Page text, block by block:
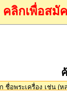
คลิกเพื่อสมั